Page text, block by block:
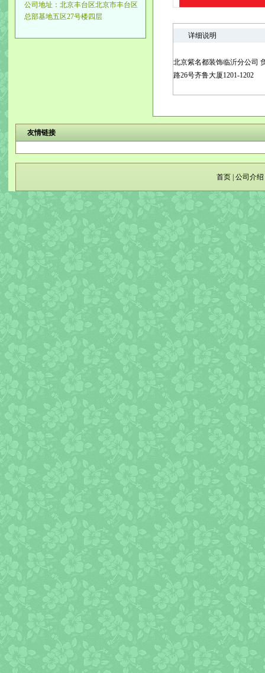
公司地址：北京丰台区北京市丰台区
总部基地五区27号楼四层
详细说明
北京紫名都装饰临沂分公司
路26号齐鲁大厦1201-1202
友情链接
首页 公司介绍